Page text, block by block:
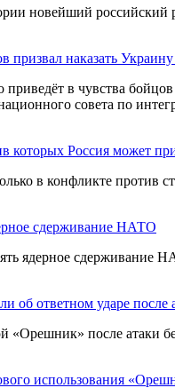
новейший
призвал наказать
в чувства
совета по
которых Россия может
в конфликте
сдерживание НАТО
ядерное сдерживание
об ответном ударе после
«Орешник» после
использования